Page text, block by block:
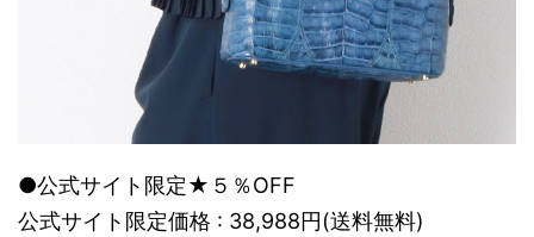
●公式サイト限定★５％OFF
公式サイト限定価格 : 38,988円(送料無料)